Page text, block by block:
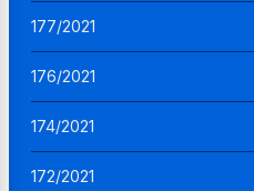
177/2021
176/2021
174/2021
172/2021